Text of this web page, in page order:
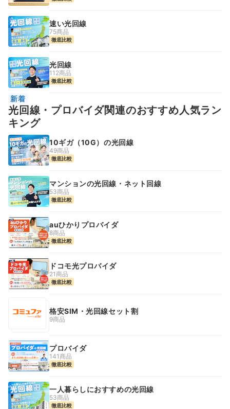
速い光回線
75商品
徹底比較
光回線
112商品
徹底比較
新着
光回線・プロバイダ関連のおすすめ人気ラン
キング
10ギガ（10G）の光回線
49商品
徹底比較
マンションの光回線・ネット回線
53商品
徹底比較
auひかりプロバイダ
8商品
徹底比較
ドコモ光プロバイダ
21商品
徹底比較
格安SIM・光回線セット割
9商品
プロバイダ
141商品
徹底比較
一人暮らしにおすすめの光回線
53商品
徹底比較